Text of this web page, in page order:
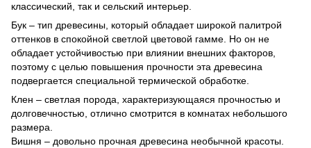
классический, так и сельский интерьер.
Бук – тип древесины, который обладает широкой палитрой
оттенков в спокойной светлой цветовой гамме. Но он не
обладает устойчивостью при влиянии внешних факторов,
поэтому с целью повышения прочности эта древесина
подвергается специальной термической обработке.
Клен – светлая порода, характеризующаяся прочностью и
долговечностью, отлично смотрится в комнатах небольшого
размера.
Вишня – довольно прочная древесина необычной красоты.